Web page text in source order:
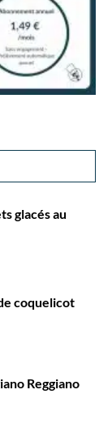
glacés au
coquelicot
Reggiano